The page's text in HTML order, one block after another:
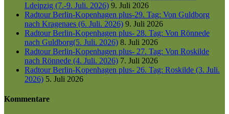
Ldeipzig (7.-9. Juli. 2026) 9. Juli 2026
Radtour Berlin-Kopenhagen plus-29. Tag: Von Guldborg
nach Kragenaes (6. Juli. 2026) 9. Juli 2026
Radtour Berlin-Kopenhagen plus- 28. Tag: Von Rönnede
nach Guldborg(5. Juli. 2026) 8. Juli 2026
Radtour Berlin-Kopenhagen plus- 27. Tag: Von Roskilde
nach Rönnede (4. Juli. 2026) 7. Juli 2026
Radtour Berlin-Kopenhagen plus- 26. Tag: Roskilde (3. Juli.
2026) 5. Juli 2026
Kommentare